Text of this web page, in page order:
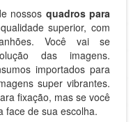
nossos quadros para
superior, com
Você vai se
das imagens.
importados para
super vibrantes.
fixação, mas se você
face de sua escolha.